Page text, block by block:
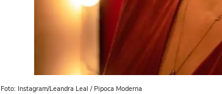
Foto: Instagram/Leandra Leal / Pipoca Moderna